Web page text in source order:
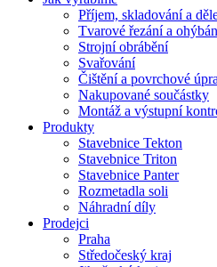
Příjem, skladování a
Tvarové řezání a
Strojní obrábění
Svařování
Čištění a povrchové
Nakupované součástky
Montáž a výstupní
Produkty
Stavebnice Tekton
Stavebnice Triton
Stavebnice Panter
Rozmetadla soli
Náhradní díly
Prodejci
Praha
Středočeský kraj